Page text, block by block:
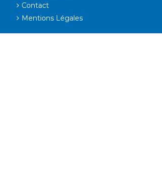
Contact
Mentions Légales